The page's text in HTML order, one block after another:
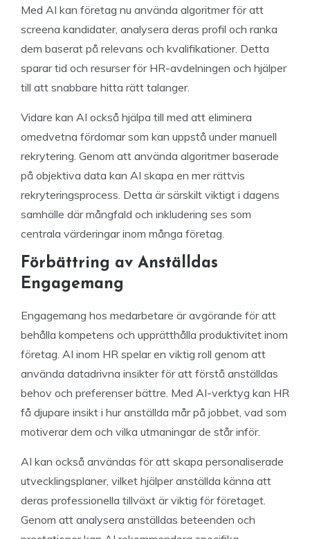
Med AI kan företag nu använda algoritmer för att
screena kandidater, analysera deras profil och ranka
dem baserat på relevans och kvalifikationer. Detta
sparar tid och resurser för HR-avdelningen och hjälper
till att snabbare hitta rätt talanger.
Vidare kan AI också hjälpa till med att eliminera
omedvetna fördomar som kan uppstå under manuell
rekrytering. Genom att använda algoritmer baserade
på objektiva data kan AI skapa en mer rättvis
rekryteringsprocess. Detta är särskilt viktigt i dagens
samhälle där mångfald och inkludering ses som
centrala värderingar inom många företag.
Förbättring av Anställdas
Engagemang
Engagemang hos medarbetare är avgörande för att
behålla kompetens och upprätthålla produktivitet inom
företag. AI inom HR spelar en viktig roll genom att
använda datadrivna insikter för att förstå anställdas
behov och preferenser bättre. Med AI-verktyg kan HR
få djupare insikt i hur anställda mår på jobbet, vad som
motiverar dem och vilka utmaningar de står inför.
AI kan också användas för att skapa personaliserade
utvecklingsplaner, vilket hjälper anställda känna att
deras professionella tillväxt är viktig för företaget.
Genom att analysera anställdas beteenden och